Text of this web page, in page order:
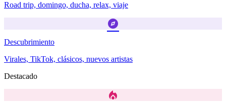
Road trip, domingo, ducha, relax, viaje
explore
Descubrimiento
Virales, TikTok, clásicos, nuevos artistas
Destacado
local_fire_department